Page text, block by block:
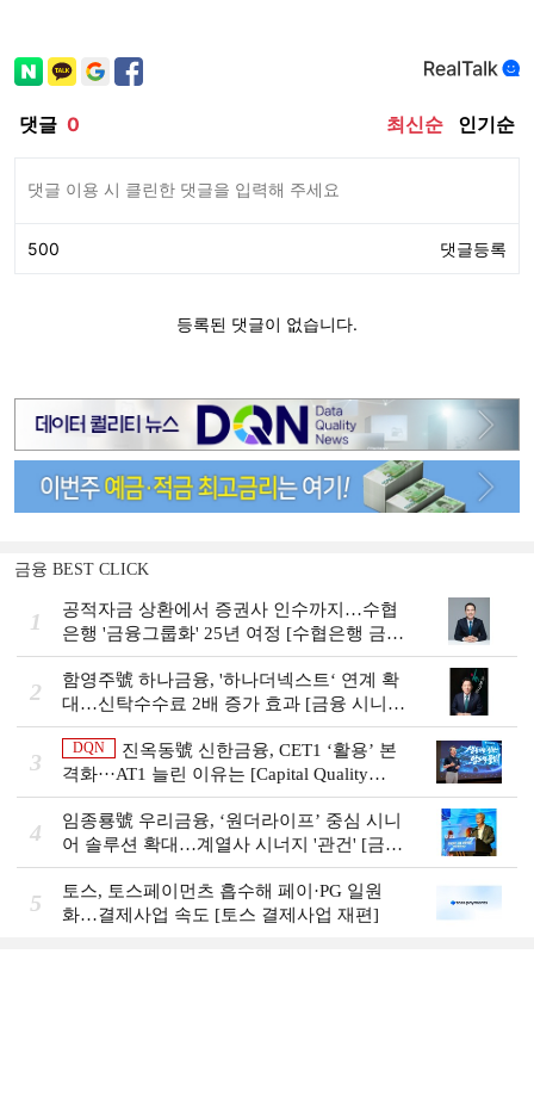
금융 BEST CLICK
1
공적자금 상환에서 증권사 인수까지…수협
은행 '금융그룹화' 25년 여정 [수협은행 금융
그룹의 꿈①]
2
함영주號 하나금융, '하나더넥스트‘ 연계 확
대…신탁수수료 2배 증가 효과 [금융 시니어
비즈니스 돋보기]
3
DQN
진옥동號 신한금융, CET1 ‘활용’ 본
격화···AT1 늘린 이유는 [Capital Quality
Review]
4
임종룡號 우리금융, ‘원더라이프’ 중심 시니
어 솔루션 확대…계열사 시너지 '관건' [금융
시니어 비즈니스 돋보기]
5
토스, 토스페이먼츠 흡수해 페이·PG 일원
화…결제사업 속도 [토스 결제사업 재편]